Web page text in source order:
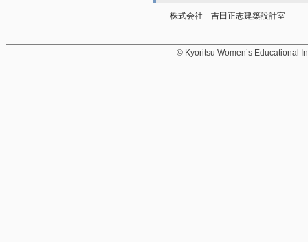
株式会社　吉田正志建築設計室